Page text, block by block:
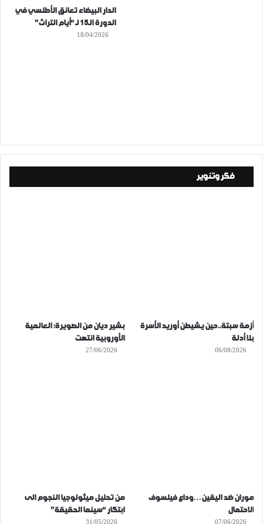
الدار البيضاء تعانق الأطلسي في
الدورة الـ15 لـ “أيام التراث”
18/04/2026
فكر وتنوير
أزمة سبتة..حين يشيطن أوريد الأسرة
بلا أدلة
06/08/2026
بشير ديان من الصويرة: العالمية
الأوروبية انتهت
27/06/2026
موران ضد اليقين…وداع فيلسوف
الاحتمال
من تحليل ميثولوجيا النجوم الى
ابتكار “سينما الحقيقة”